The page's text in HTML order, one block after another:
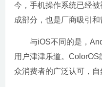
今，手机操作系统已经
成部分，也是厂商吸引和
与iOS不同的是，
用户津津乐道。
众消费者的广泛认可，自